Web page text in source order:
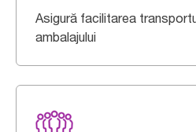
Asigură facilitarea
ambalajului